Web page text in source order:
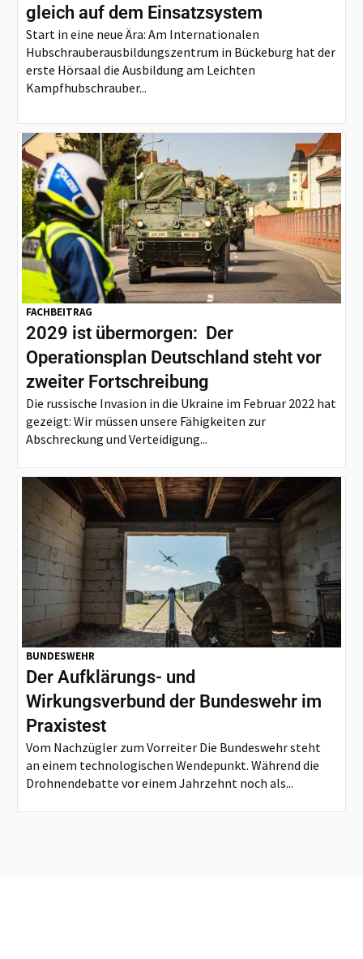
gleich auf dem Einsatzsystem
Start in eine neue Ära: Am Internationalen
Hubschrauberausbildungszentrum in Bückeburg hat der
erste Hörsaal die Ausbildung am Leichten
Kampfhubschrauber...
FACHBEITRAG
2029 ist übermorgen: Der
Operationsplan Deutschland steht vor
zweiter Fortschreibung
Die russische Invasion in die Ukraine im Februar 2022 hat
gezeigt: Wir müssen unsere Fähigkeiten zur
Abschreckung und Verteidigung...
BUNDESWEHR
Der Aufklärungs- und
Wirkungsverbund der Bundeswehr im
Praxistest
Vom Nachzügler zum Vorreiter Die Bundeswehr steht
an einem technologischen Wendepunkt. Während die
Drohnendebatte vor einem Jahrzehnt noch als...